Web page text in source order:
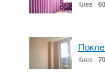
Киев
Киев